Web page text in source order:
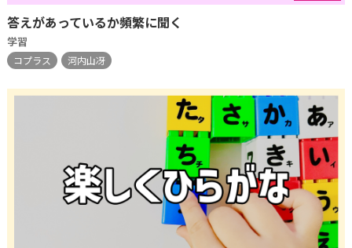
答えがあっているか頻繁に聞く
学習
コプラス 河内山冴